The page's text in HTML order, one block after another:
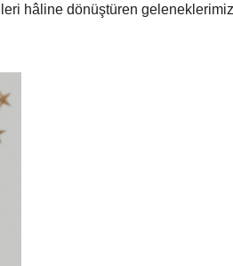
hâline dönüştüren